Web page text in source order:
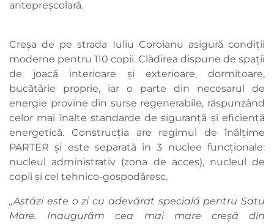
antepreșcolară.
Creșa de pe strada Iuliu Coroianu asigură condiții
moderne pentru 110 copii. Clădirea dispune de spații
de joacă interioare și exterioare, dormitoare,
bucătărie proprie, iar o parte din necesarul de
energie provine din surse regenerabile, răspunzând
celor mai înalte standarde de siguranță și eficiență
energetică. Construcția are regimul de înălțime
PARTER și este separată în 3 nuclee funcționale:
nucleul administrativ (zona de acces), nucleul de
copii și cel tehnico-gospodăresc.
„Astăzi este o zi cu adevărat specială pentru Satu
Mare. Inaugurăm cea mai mare creșă din